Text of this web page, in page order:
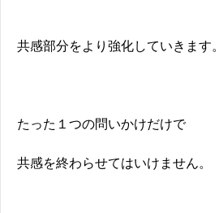
共感部分をより強化していきます。
たった１つの問いかけだけで
共感を終わらせてはいけません。